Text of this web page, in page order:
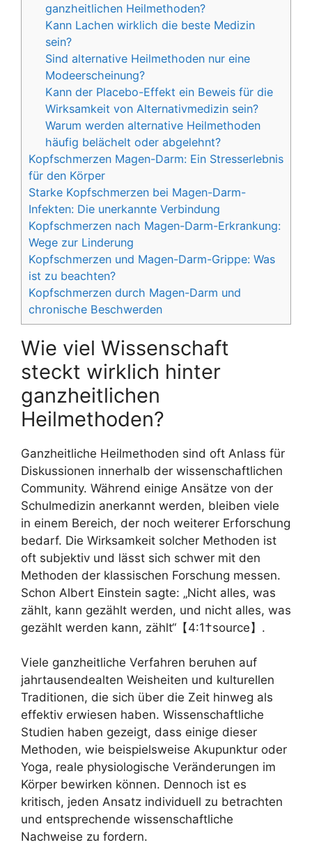
ganzheitlichen Heilmethoden?
Kann Lachen wirklich die beste Medizin
sein?
Sind alternative Heilmethoden nur eine
Modeerscheinung?
Kann der Placebo-Effekt ein Beweis für die
Wirksamkeit von Alternativmedizin sein?
Warum werden alternative Heilmethoden
häufig belächelt oder abgelehnt?
Kopfschmerzen Magen-Darm: Ein Stresserlebnis
für den Körper
Starke Kopfschmerzen bei Magen-Darm-
Infekten: Die unerkannte Verbindung
Kopfschmerzen nach Magen-Darm-Erkrankung:
Wege zur Linderung
Kopfschmerzen und Magen-Darm-Grippe: Was
ist zu beachten?
Kopfschmerzen durch Magen-Darm und
chronische Beschwerden
Wie viel Wissenschaft
steckt wirklich hinter
ganzheitlichen
Heilmethoden?
Ganzheitliche Heilmethoden sind oft Anlass für
Diskussionen innerhalb der wissenschaftlichen
Community. Während einige Ansätze von der
Schulmedizin anerkannt werden, bleiben viele
in einem Bereich, der noch weiterer Erforschung
bedarf. Die Wirksamkeit solcher Methoden ist
oft subjektiv und lässt sich schwer mit den
Methoden der klassischen Forschung messen.
Schon Albert Einstein sagte: „Nicht alles, was
zählt, kann gezählt werden, und nicht alles, was
gezählt werden kann, zählt“【4:1†source】.
Viele ganzheitliche Verfahren beruhen auf
jahrtausendealten Weisheiten und kulturellen
Traditionen, die sich über die Zeit hinweg als
effektiv erwiesen haben. Wissenschaftliche
Studien haben gezeigt, dass einige dieser
Methoden, wie beispielsweise Akupunktur oder
Yoga, reale physiologische Veränderungen im
Körper bewirken können. Dennoch ist es
kritisch, jeden Ansatz individuell zu betrachten
und entsprechende wissenschaftliche
Nachweise zu fordern.